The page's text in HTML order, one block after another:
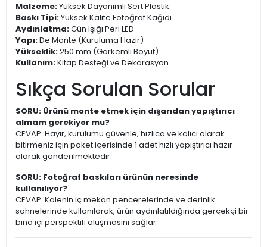
Malzeme:Yüksek Dayanımlı Sert Plastik
Baskı Tipi:Yüksek Kalite Fotoğraf Kağıdı
Aydınlatma:Gün Işığı Peri LED
Yapı:De Monte (Kuruluma Hazır)
Yükseklik:250 mm (Görkemli Boyut)
Kullanım:Kitap Desteği ve Dekorasyon
Sıkça Sorulan Sorular
SORU: Ürünü monte etmek için dışarıdan yapıştırıcı
almam gerekiyor mu?
CEVAP: Hayır, kurulumu güvenle, hızlıca ve kalıcı olarak
bitirmeniz için paket içerisinde 1 adet hızlı yapıştırıcı hazır
olarak gönderilmektedir.
SORU: Fotoğraf baskıları ürünün neresinde
kullanılıyor?
CEVAP: Kalenin iç mekan pencerelerinde ve derinlik
sahnelerinde kullanılarak, ürün aydınlatıldığında gerçekçi bir
bina içi perspektifi oluşmasını sağlar.